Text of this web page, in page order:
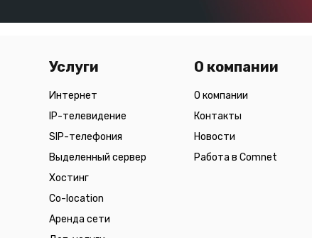
Услуги
Интернет
IP-телевидение
SIP-телефония
Выделенный сервер
Хостинг
Co-location
Аренда сети
О компании
О компании
Контакты
Новости
Работа в Comnet